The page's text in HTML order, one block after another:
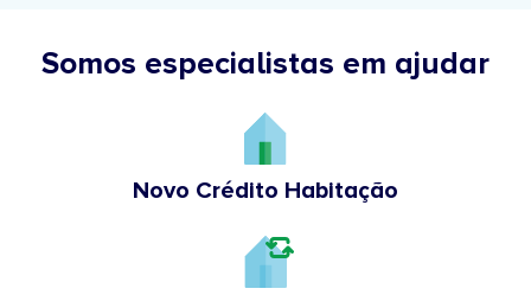
Somos especialistas em ajudar
Novo Crédito Habitação